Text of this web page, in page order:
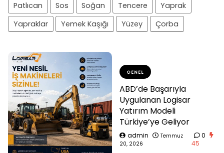
Patlıcan
Sos Soğan Tencere
Yaprak
Yapraklar
Yemek Kaşığı Yüzey Çorba
GENEL
ABD’de Başarıyla
Uygulanan Logisar
Yatırım Modeli
Türkiye’ye Geliyor
admin
Temmuz
20, 2026
0
45